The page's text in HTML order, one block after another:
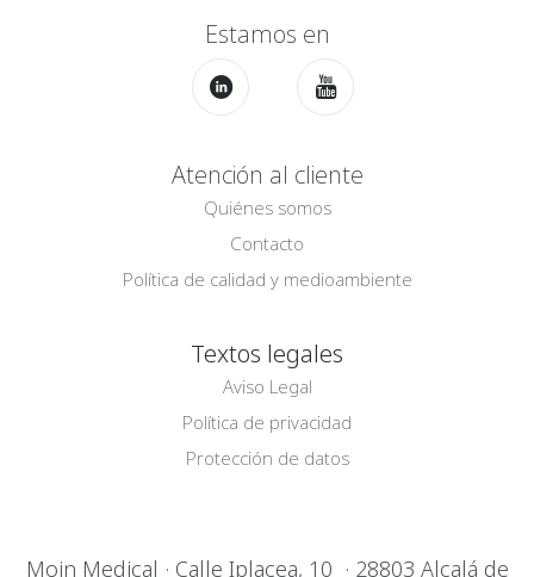
Estamos en
Atención al cliente
Quiénes somos
Contacto
Política de calidad y medioambiente
Textos legales
Aviso Legal
Política de privacidad
Protección de datos
Moin Medical · Calle Iplacea, 10 · 28803 Alcalá de